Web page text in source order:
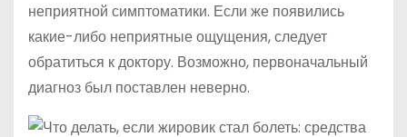
неприятной симптоматики. Если же появились
какие-либо неприятные ощущения, следует
обратиться к доктору. Возможно, первоначальный
диагноз был поставлен неверно.